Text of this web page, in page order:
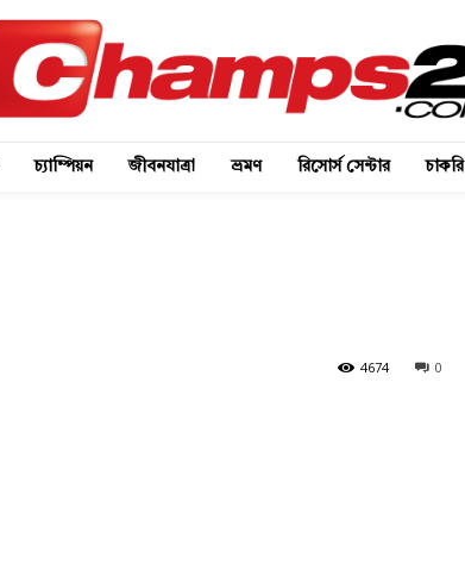
চ্যাম্পিয়ন জীবনযাত্রা ভ্রমণ রিসোর্স সেন্টার চাকরি
0
4674